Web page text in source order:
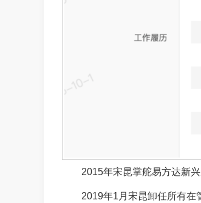
2015年宋昆掌舵易方达新
2019年1月宋昆卸任所有在